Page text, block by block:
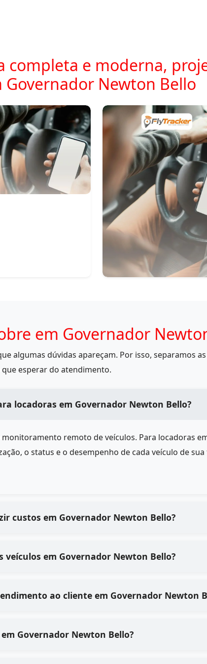
completa e moderna,
Newton Bello
em Governador
algumas dúvidas apareçam. Por isso, separamos
esperar do atendimento.
locadoras em Governador Newton Bello?
remoto de veículos. Para locadoras
o status e o desempenho de cada veículo de
custos em Governador Newton Bello?
em Governador Newton Bello?
ao cliente em Governador Newton
Governador Newton Bello?